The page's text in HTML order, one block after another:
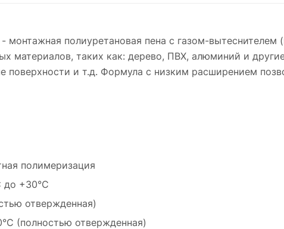
- монтажная полиуретановая пена с газом-
материалов, таких как: дерево, ПВХ, алюминий и
поверхности и т.д. Формула с низким расширением
полимеризация
до +30°C
отвержденная)
(полностью отвержденная)